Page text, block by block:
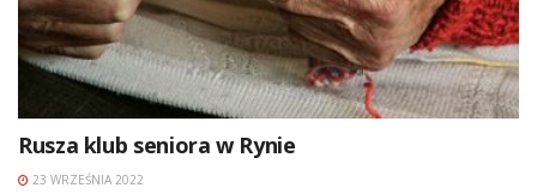
Rusza klub seniora w Rynie
23 WRZEŚNIA 2022